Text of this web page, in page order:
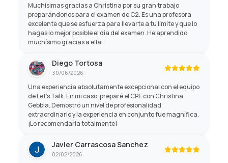
Muchísimas gracias a Christina por su gran trabajo
preparándonos para el examen de C2. Es una profesora
excelente que se esfuerza para llevarte a tu límite y que lo
hagas lo mejor posible el día del examen. He aprendido
muchísimo gracias a ella.
Diego Tortosa
30/06/2026
Una experiencia absolutamente excepcional con el equipo
de Let's Talk. En mi caso, preparé el CPE con Christina
Gebbia. Demostró un nivel de profesionalidad
extraordinario y la experiencia en conjunto fue magnífica.
¡Lo recomendaría totalmente!
Javier Carrascosa Sanchez
02/02/2026